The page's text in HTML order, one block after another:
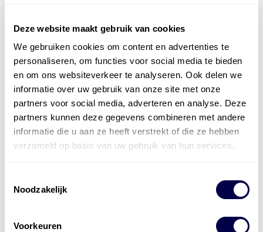
Deze website maakt gebruik van cookies
We gebruiken cookies om content en advertenties te
personaliseren, om functies voor social media te bieden
en om ons websiteverkeer te analyseren. Ook delen we
informatie over uw gebruik van onze site met onze
partners voor social media, adverteren en analyse. Deze
partners kunnen deze gegevens combineren met andere
informatie die u aan ze heeft verstrekt of die ze hebben
verzameld op basis van uw gebruik van hun services.
Noodzakelijk
Voorkeuren
Officieel distributeur met Mobil Smeermiddelen
voor alle sectoren
Welke olie heb ik nodig
Alle producten bekijken
ReferentiesKwikfit,Roba ,de Groot